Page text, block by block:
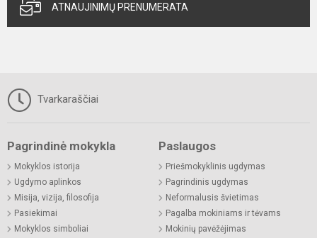
ATNAUJINIMŲ PRENUMERATA
Tvarkaraščiai
Pagrindinė mokykla
Mokyklos istorija
Ugdymo aplinkos
Misija, vizija, filosofija
Pasiekimai
Mokyklos simboliai
Paslaugos
Priešmokyklinis ugdymas
Pagrindinis ugdymas
Neformalusis švietimas
Pagalba mokiniams ir tėvams
Mokinių pavėžėjimas